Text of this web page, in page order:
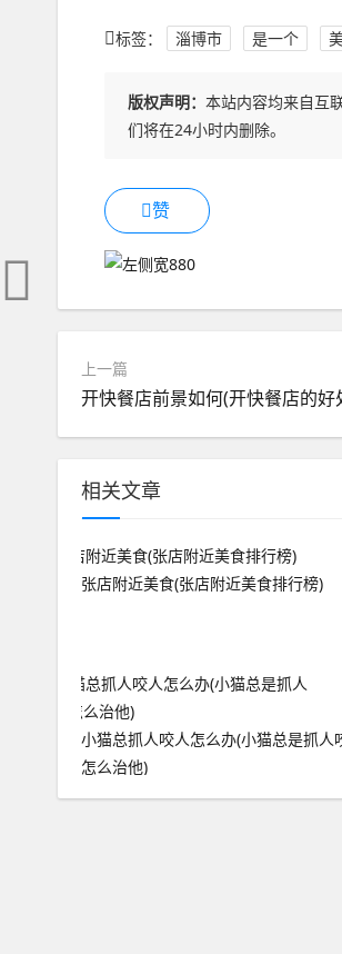
标签： 淄博市 是一个
版权声明： 本站内容均来自互
们将在24小时内删除。
赞
上一篇
开快餐店前景如何(开快餐店的好
相关文章
张店附近美食(张店附近美食排行榜)
小猫总抓人咬人怎么办(小猫总是抓人
怎么治他)